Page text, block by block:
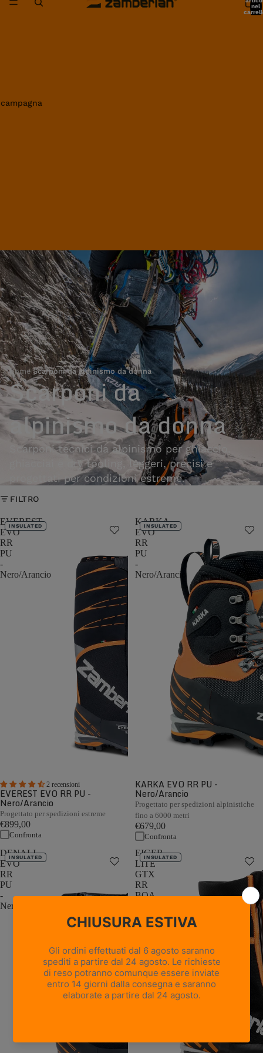
nel
Home›Scarponi da alpinismo da donna
Scarponi da
alpinismo da donna
Scarponi tecnici da alpinismo per ghiaccio,
ghiacciai e dry tooling, leggeri, precisi e
progettati per condizioni estreme.
FILTRO
EVEREST
EVO
RR
PU
-
Nero/Arancio
2 recensioni
INSULATED
EVEREST EVO RR PU -
Nero/Arancio
Progettato per spedizioni estreme
€899,00
Confronta
KARKA
EVO
RR
PU
-
Nero/Arancio
INSULATED
KARKA EVO RR PU -
Nero/Arancio
Progettato per spedizioni alpinistiche
fino a 6000 metri
€679,00
Confronta
DENALI
EVO
RR
PU
-
Nero/Arancio
INSULATED
EIGER
LITE
GTX
RR
BOA
-
Nero/Arancione
INSULATED